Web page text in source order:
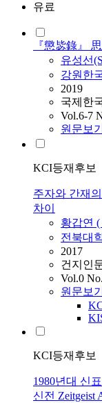
유료
『懲毖錄』
유성선
강원한
2019
국제한
Vol.6-7
원문보기
KCI등재후보
주자와 간재
차이
황갑연 (
전북대
2017
건지인
Vol.0
원문보기
KCI등재후보
1980년대 신
신전 Zeitgeist